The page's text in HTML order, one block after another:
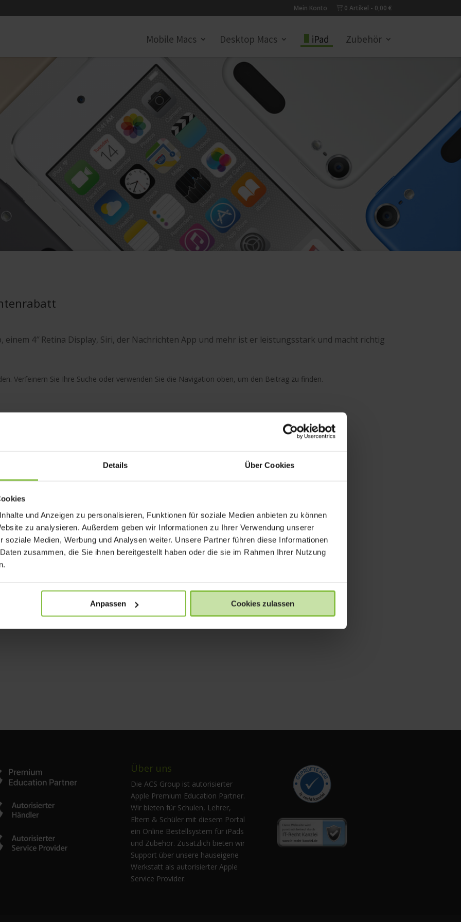
Details Über Cookies
und Anzeigen zu personalisieren, Funktionen für soziale Medien anbieten zu können
zu analysieren. Außerdem geben wir Informationen zu Ihrer Verwendung unserer
soziale Medien, Werbung und Analysen weiter. Unsere Partner führen diese Informationen
zusammen, die Sie ihnen bereitgestellt haben oder die sie im Rahmen Ihrer Nutzung
Anpassen Cookies zulassen
Mein Konto 0 Artikel 0,00 €
Mobile Macs Desktop Macs iPad Zubehör
einem 4″ Retina Display, Siri, der Nachrichten App und mehr ist er leistungsstark und macht richtig
Verfeinern Sie Ihre Suche oder verwenden Sie die Navigation oben, um den Beitrag zu finden.
Über uns
Die ACS Group ist autorisierter
Apple Premium Education Partner.
Wir bieten für Schulen, Lehrer,
Eltern & Schüler mit diesem Portal
ein Online Bestellsystem für iPads
und Zubehör. Zusätzlich bieten wir
Support über unsere hauseigene
Werkstatt als autorisierter Apple
Service Provider.